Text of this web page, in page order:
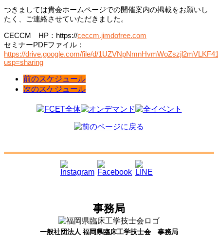
つきましては貴会ホームページでの開催案内の掲載をお願いし
たく、ご連絡させていただきました。
CECCM HP：https://ceccm.jimdofree.com
セミナーPDFファイル：
https://drive.google.com/file/d/
usp=sharing
前のスケジュール
次のスケジュール
事務局
一般社団法人 福岡県臨床工学技士会 事務局